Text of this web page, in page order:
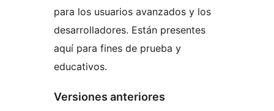
para los usuarios avanzados y los
desarrolladores. Están presentes
aquí para fines de prueba y
educativos.
Versiones anteriores